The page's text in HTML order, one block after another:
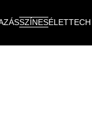
SZÍNESÉLET